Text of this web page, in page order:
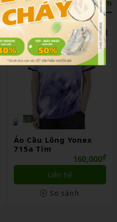
Xem thêm
Áo Cầu Lông Yonex
715a Tím
160,000₫
Liên hệ
So sánh